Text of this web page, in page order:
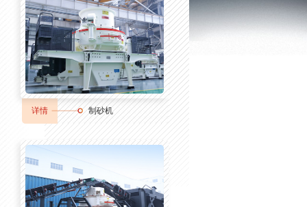
详情 制砂机